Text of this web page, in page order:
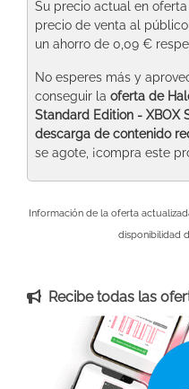
Su precio actual en
precio de venta al
un ahorro de 0,09 €
No esperes más y
conseguir la oferta de
Standard Edition - XBOX
descarga de contenido
se agote, ¡compra este
Información de la oferta
disponibilidad
Recibe todas las